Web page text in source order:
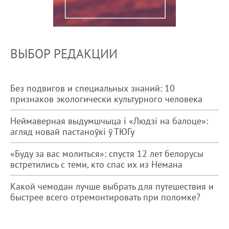
ВЫБОР РЕДАКЦИИ
Без подвигов и специальных знаний: 10
признаков экологически культурного человека
Неймаверная выдумшчыца і «Людзі на балоце»:
агляд новай пастаноўкі ў ТЮГу
«Буду за вас молиться»: спустя 12 лет белорусы
встретились с теми, кто спас их из Немана
Какой чемодан лучше выбрать для путешествия и
быстрее всего отремонтировать при поломке?